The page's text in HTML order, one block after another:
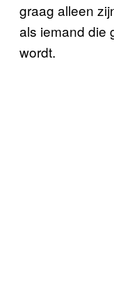
graag alleen
als iemand die
wordt.